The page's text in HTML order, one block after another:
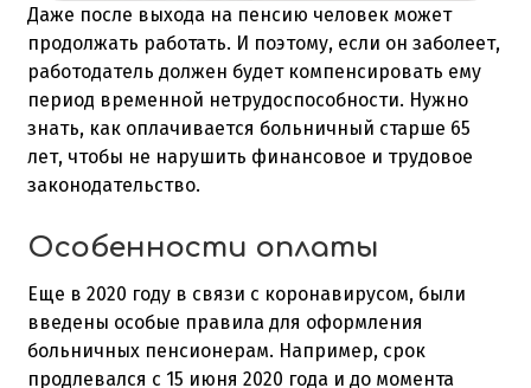
Даже после выхода на пенсию человек может
продолжать работать. И поэтому, если он заболеет,
работодатель должен будет компенсировать ему
период временной нетрудоспособности. Нужно
знать, как оплачивается больничный старше 65
лет, чтобы не нарушить финансовое и трудовое
законодательство.
Особенности оплаты
Еще в 2020 году в связи с коронавирусом, были
введены особые правила для оформления
больничных пенсионерам. Например, срок
продлевался с 15 июня 2020 года и до момента